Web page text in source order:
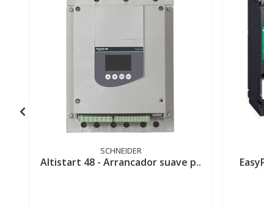
SCHNEIDER
Altistart 48 - Arrancador suave p..